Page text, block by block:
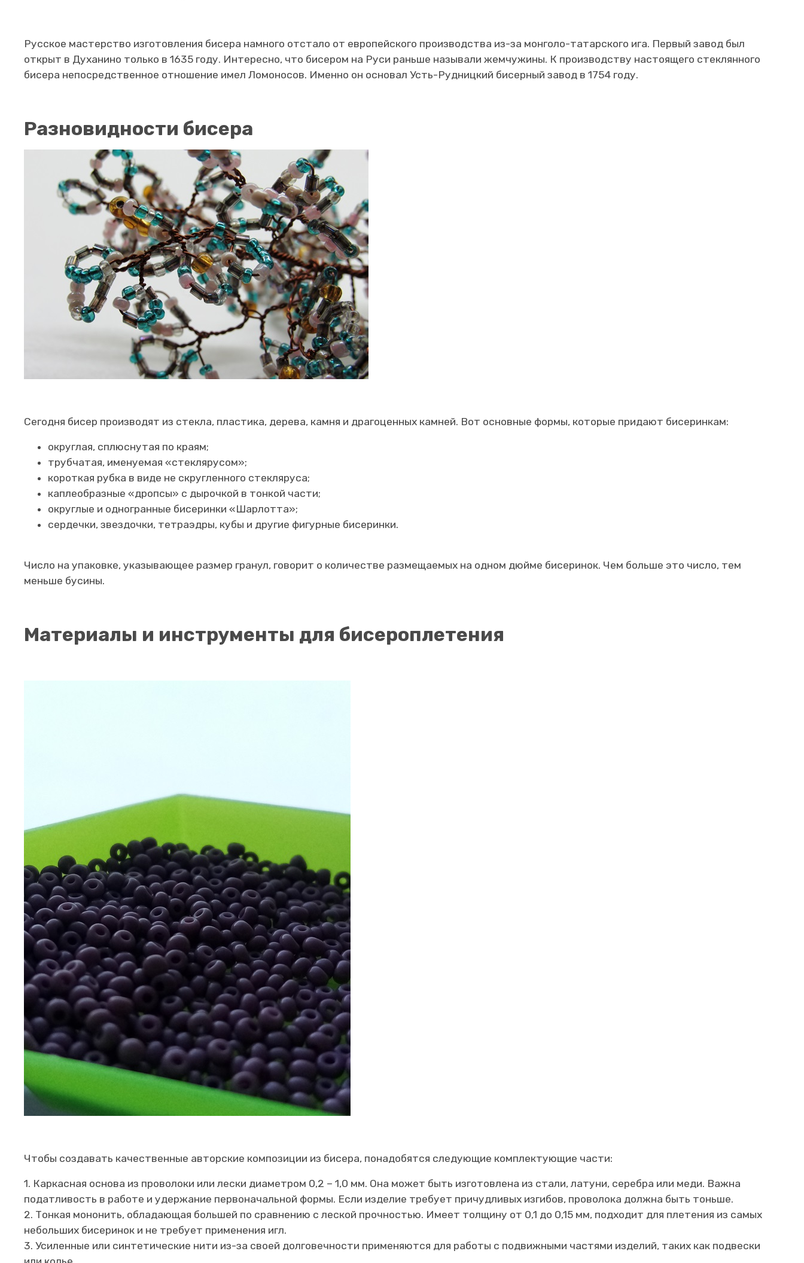
Русское мастерство изготовления бисера намного отстало от европейского производства из-за монголо-татарского ига. Первый завод был
открыт в Духанино только в 1635 году. Интересно, что бисером на Руси раньше называли жемчужины. К производству настоящего стеклянного
бисера непосредственное отношение имел Ломоносов. Именно он основал Усть-Рудницкий бисерный завод в 1754 году.
Разновидности бисера
Сегодня бисер производят из стекла, пластика, дерева, камня и драгоценных камней. Вот основные формы, которые придают бисеринкам:
округлая, сплюснутая по краям;
трубчатая, именуемая «стеклярусом»;
короткая рубка в виде не скругленного стекляруса;
каплеобразные «дропсы» с дырочкой в тонкой части;
округлые и одногранные бисеринки «Шарлотта»;
сердечки, звездочки, тетраэдры, кубы и другие фигурные бисеринки.
Число на упаковке, указывающее размер гранул, говорит о количестве размещаемых на одном дюйме бисеринок. Чем больше это число, тем
меньше бусины.
Материалы и инструменты для бисероплетения
Чтобы создавать качественные авторские композиции из бисера, понадобятся следующие комплектующие части:
1. Каркасная основа из проволоки или лески диаметром 0,2 – 1,0 мм. Она может быть изготовлена из стали, латуни, серебра или меди. Важна
податливость в работе и удержание первоначальной формы. Если изделие требует причудливых изгибов, проволока должна быть тоньше.
2. Тонкая мононить, обладающая большей по сравнению с леской прочностью. Имеет толщину от 0,1 до 0,15 мм, подходит для плетения из самых
небольших бисеринок и не требует применения игл.
3. Усиленные или синтетические нити из-за своей долговечности применяются для работы с подвижными частями изделий, таких как подвески